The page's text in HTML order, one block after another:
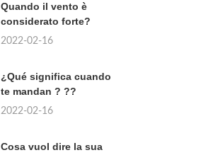
Quando il vento è
considerato forte?
2022-02-16
¿Qué significa cuando
te mandan ? ??
2022-02-16
Cosa vuol dire la sua